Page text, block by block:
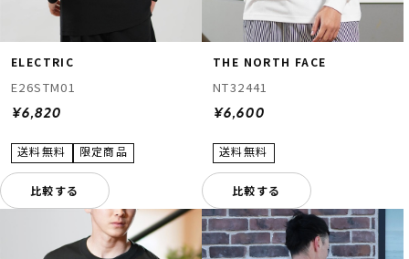
ELECTRIC
E26STM01
¥6,820
比較する
THE NORTH FACE
NT32441
¥6,600
比較する